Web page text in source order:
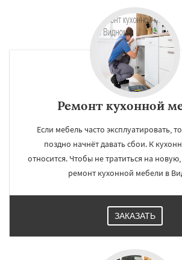
Ремонт кухонной
Если мебель часто эксплуатировать,
поздно начнёт давать сбои. К
относится. Чтобы не тратиться на
ремонт кухонной мебели в
ЗАКАЗАТЬ